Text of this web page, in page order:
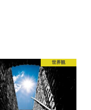
世界観